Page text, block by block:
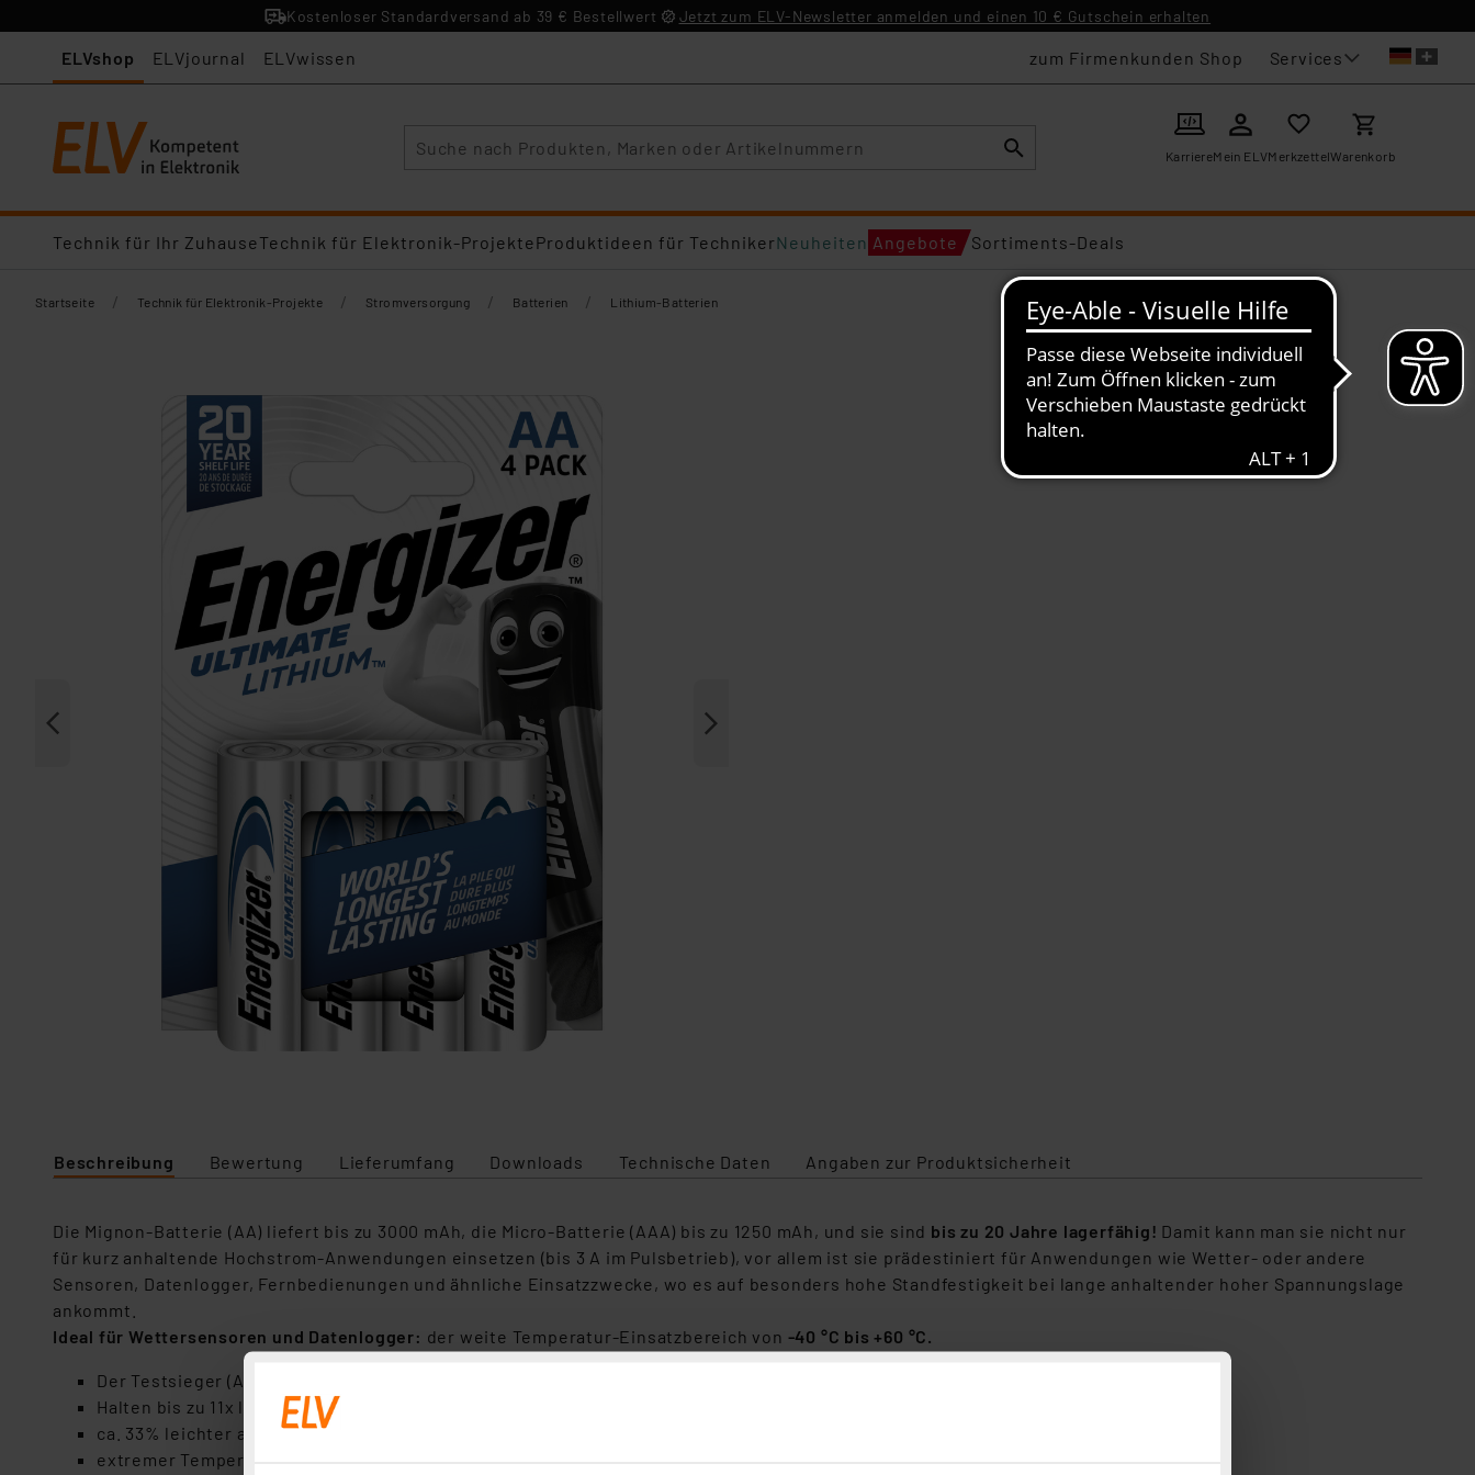
Kostenloser Standardversand ab 39 € Bestellwert Jetzt zum ELV-Newsletter anmelden und einen 10 € Gutschein erhalten
ELVshop ELVjournal ELVwissen zum Firmenkunden Shop Services
KarriereMein ELVMerkzettelWarenkorb
Technik für Ihr ZuhauseTechnik für Elektronik-ProjekteProduktideen für TechnikerNeuheiten Angebote Sortiments-Deals
Startseite / Technik für Elektronik-Projekte / Stromversorgung / Batterien / Lithium-Batterien
Beschreibung Bewertung Lieferumfang Downloads Technische Daten Angaben zur Produktsicherheit
Die Mignon-Batterie (AA) liefert bis zu 3000 mAh, die Micro-Batterie (AAA) bis zu 1250 mAh, und sie sind bis zu 20 Jahre lagerfähig! Damit kann man sie nicht nur
für kurz anhaltende Hochstrom-Anwendungen einsetzen (bis 3 A im Pulsbetrieb), vor allem ist sie prädestiniert für Anwendungen wie Wetter- oder andere
Sensoren, Datenlogger, Fernbedienungen und ähnliche Einsatzzwecke, wo es auf besonders hohe Standfestigkeit bei lange anhaltender hoher Spannungslage
ankommt.
Ideal für Wettersensoren und Datenlogger: der weite Temperatur-Einsatzbereich von -40 °C bis +60 °C.
Der Testsieger (AA) CHIP FOTO VIDEO 2/2012 - die wohl weltweit langlebigsten AA-Batterien
Halten bis zu 11x länger in Digitalkameras als Standard-Alkaline (variiert je Kamera)
ca. 33% leichter als Alkalibaterien der Größe AA
extremer Temperatureinsatzbereich -40°C - +60°C